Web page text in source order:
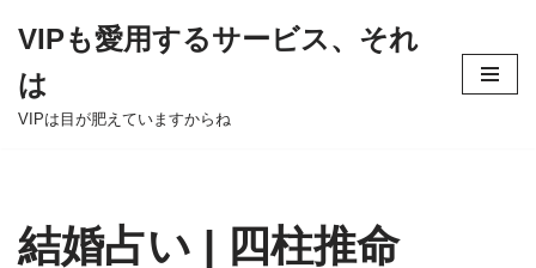
to
content
VIPも愛用するサービス、それ
は
VIPは目が肥えていますからね
結婚占い | 四柱推命